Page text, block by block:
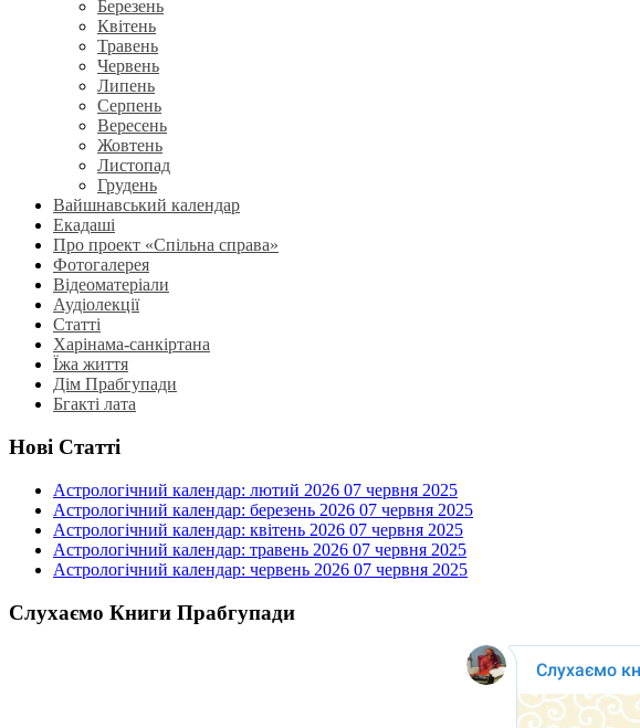
Березень
Квітень
Травень
Червень
Липень
Серпень
Вересень
Жовтень
Листопад
Грудень
Вайшнавський календар
Екадаші
Про проект «Спільна справа»
Фотогалерея
Відеоматеріали
Аудіолекції
Статті
Харінама-санкіртана
Їжа життя
Дім Прабгупади
Бгакті лата
Нові Статті
Астрологічний календар: лютий 2026 07 червня 2025
Астрологічний календар: березень 2026 07 червня 2025
Астрологічний календар: квітень 2026 07 червня 2025
Астрологічний календар: травень 2026 07 червня 2025
Астрологічний календар: червень 2026 07 червня 2025
Слухаємо Книги Прабгупади